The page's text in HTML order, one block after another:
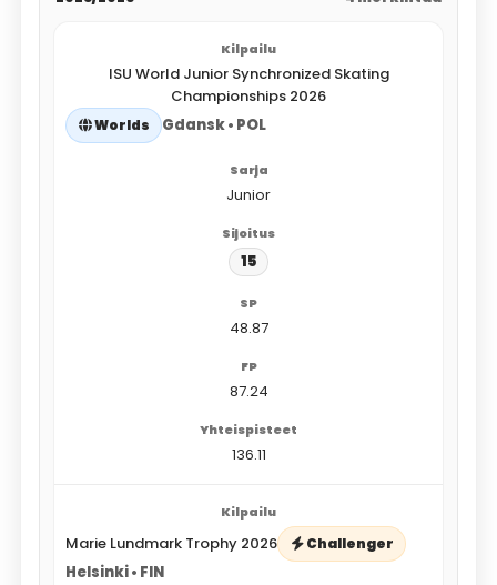
ISU World Junior Synchronized Skating
Championships 2026
Worlds Gdansk • POL
Junior
15
48.87
87.24
136.11
Marie Lundmark Trophy 2026 Challenger
Helsinki • FIN